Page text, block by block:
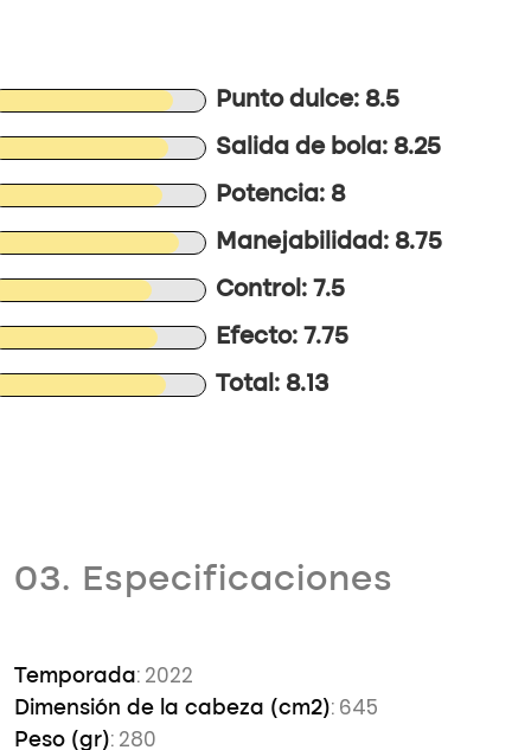
Punto dulce: 8.5
Salida de bola: 8.25
Potencia: 8
Manejabilidad: 8.75
Control: 7.5
Efecto: 7.75
Total: 8.13
03. Especificaciones
Temporada: 2022
Dimensión de la cabeza (cm2): 645
Peso (gr): 280